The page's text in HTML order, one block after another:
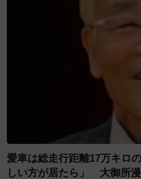
愛車は総走行距離17万キロ
しい方が居たら」 大御所